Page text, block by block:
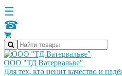
☰
☎
ООО "ТД Ватервальве"
Для тех, кто ценит качество и